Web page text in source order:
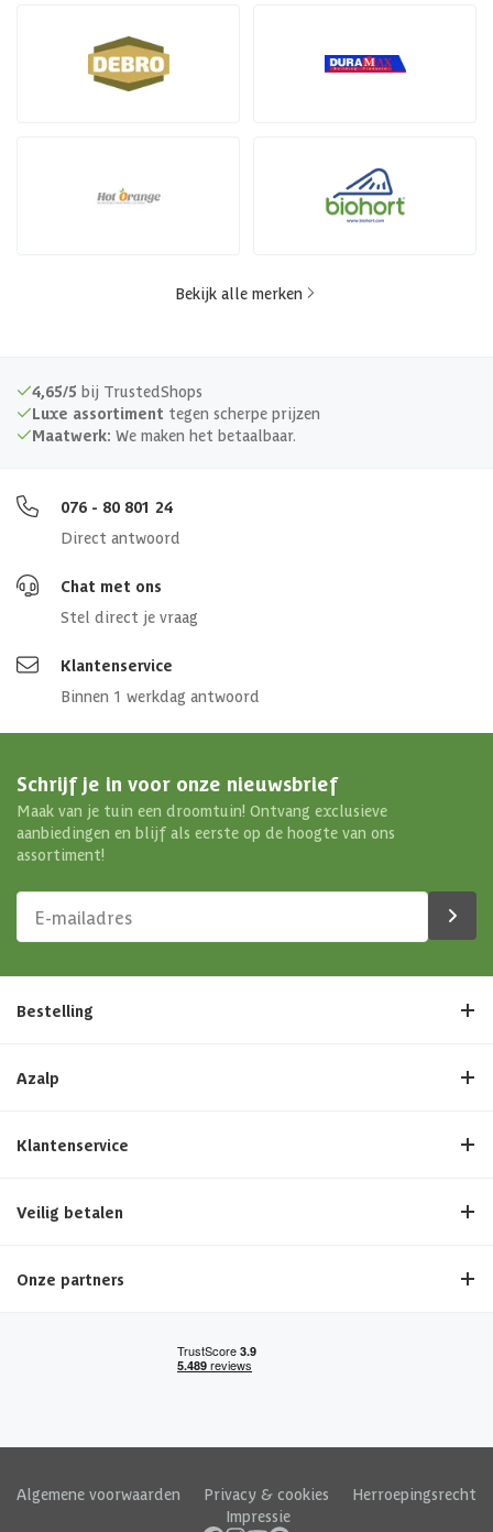
Bekijk alle merken
4,65/5 bij TrustedShops
Luxe assortiment tegen scherpe prijzen
Maatwerk: We maken het betaalbaar.
076 - 80 801 24
Direct antwoord
Chat met ons
Stel direct je vraag
Klantenservice
Binnen 1 werkdag antwoord
Schrijf je in voor onze nieuwsbrief
Maak van je tuin een droomtuin! Ontvang exclusieve
aanbiedingen en blijf als eerste op de hoogte van ons
assortiment!
Bestelling
Azalp
Klantenservice
Veilig betalen
Onze partners
Algemene voorwaarden Privacy & cookies
Herroepingsrecht
Impressie